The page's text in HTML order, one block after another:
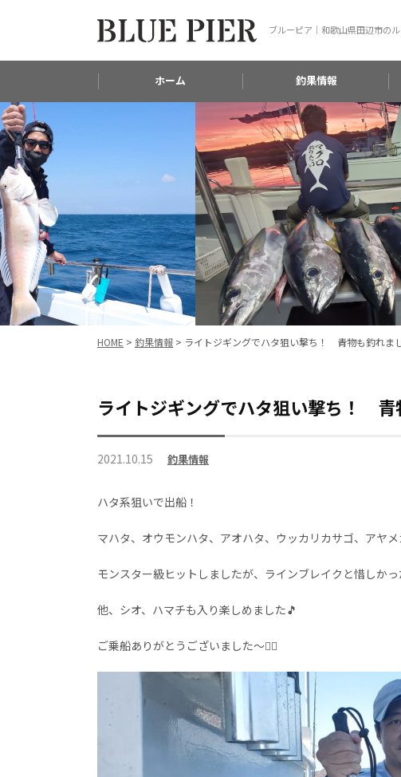
ブルーピア｜和歌山県田辺市の
ホーム 釣果情報
HOME > 釣果情報 > ライトジギングでハタ狙い撃ち！ 青物も釣れ
ライトジギングでハタ狙い撃ち！
2021.10.15 釣果情報
ハタ系狙いで出船！
マハタ、オウモンハタ、アオハタ、ウッカリカサゴ、アヤ
モンスター級ヒットしましたが、ラインブレイクと惜しかっ
他、シオ、ハマチも入り楽しめました🎵
ご乗船ありがとうございました～🙇‍♀️